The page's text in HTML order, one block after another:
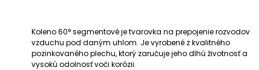
Koleno 60° segmentové je tvarovka na prepojenie rozvodov
vzduchu pod daným uhlom. Je vyrobené z kvalitného
pozinkovaného plechu, ktorý zaručuje jeho dlhú životnosť a
vysokú odolnosť voči korózii.